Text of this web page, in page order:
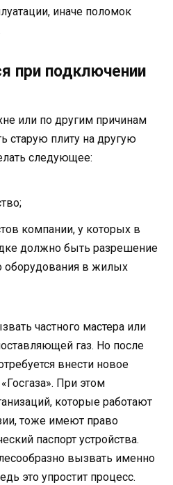
иначе поломок
при подключении
или по другим причинам
старую плиту на другую
следующее:
компании, у которых в
должно быть разрешение
оборудования в жилых
частного мастера или
газ. Но после
внести новое
При этом
которые работают
тоже имеют право
паспорт устройства.
вызвать именно
это упростит процесс.